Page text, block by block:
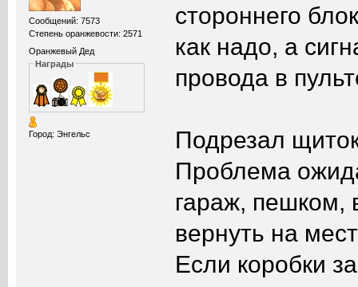
Сообщений: 7573
Степень оранжевости: 2571
Оранжевый Дед
Награды
Город: Энгельс
стороннего
как надо, а
провода в
Подрезал
Проблема
гараж, пешком,
вернуть на
Если коробки